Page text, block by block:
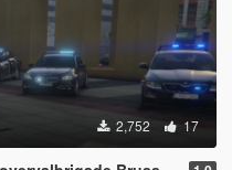
2,752 17